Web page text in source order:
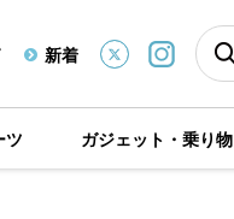
新着
ツ ガジェット・乗り物